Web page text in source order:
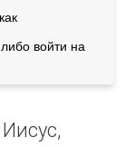
либо войти на